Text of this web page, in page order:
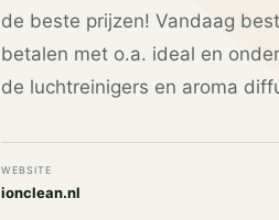
de beste prijzen! Vandaag
betalen met o.a. ideal en
de luchtreinigers en aroma
WEBSITE
ionclean.nl